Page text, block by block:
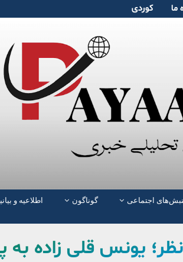
ما کوردی
اجتماعی گوناگون اطلاعیه و
یونس قلی زاده